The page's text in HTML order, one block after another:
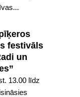
festivāls
un
13.00 līdz